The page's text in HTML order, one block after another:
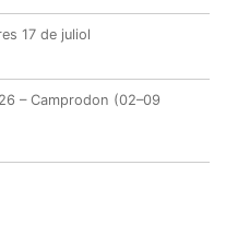
17 de juliol
– Camprodon (02–09